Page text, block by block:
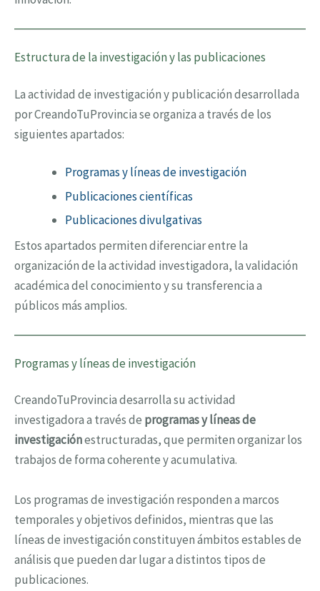
Estructura de la investigación y las publicaciones
La actividad de investigación y publicación desarrollada
por CreandoTuProvincia se organiza a través de los
siguientes apartados:
Programas y líneas de investigación
Publicaciones científicas
Publicaciones divulgativas
Estos apartados permiten diferenciar entre la
organización de la actividad investigadora, la validación
académica del conocimiento y su transferencia a
públicos más amplios.
Programas y líneas de investigación
CreandoTuProvincia desarrolla su actividad
investigadora a través de programas y líneas de
investigaciónestructuradas, que permiten organizar los
trabajos de forma coherente y acumulativa.
Los programas de investigación responden a marcos
temporales y objetivos definidos, mientras que las
líneas de investigación constituyen ámbitos estables de
análisis que pueden dar lugar a distintos tipos de
publicaciones.